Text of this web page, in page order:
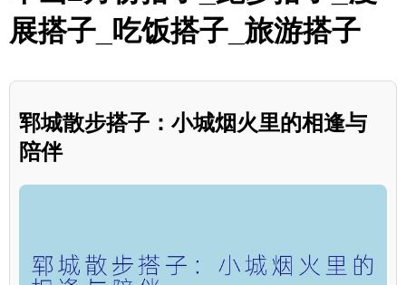
展搭子_吃饭搭子_旅游搭子
郓城散步搭子：小城烟火里的相逢与
陪伴